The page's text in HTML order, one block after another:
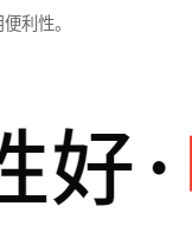
利性。